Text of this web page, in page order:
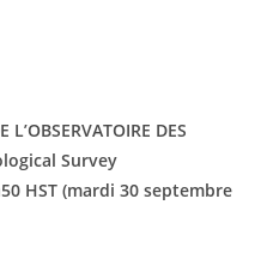
L’OBSERVATOIRE DES
Survey
HST (mardi 30 septembre